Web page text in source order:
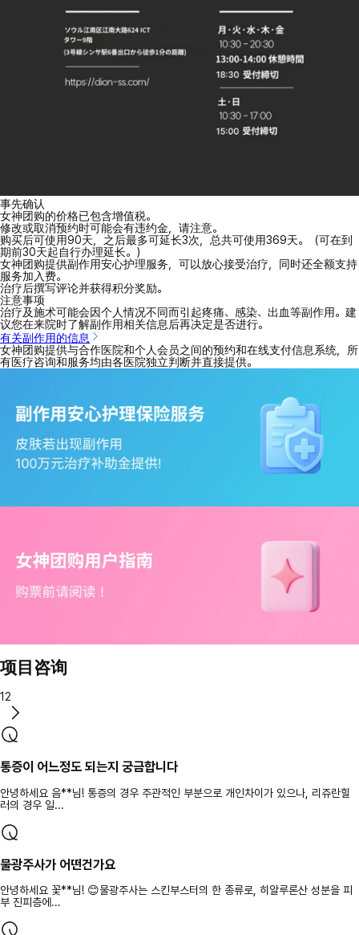
事先确认
女神团购的价格已包含增值税。
修改或取消预约时可能会有违约金，请注意。
购买后可使用90天，之后最多可延长3次，总共可使用369天。（可在到
期前30天起自行办理延长。）
女神团购提供副作用安心护理服务，可以放心接受治疗，同时还全额支持
服务加入费。
治疗后撰写评论并获得积分奖励。
注意事项
治疗及施术可能会因个人情况不同而引起疼痛、感染、出血等副作用。建
议您在来院时了解副作用相关信息后再决定是否进行。
有关副作用的信息
女神团购提供与合作医院和个人会员之间的预约和在线支付信息系统，所
有医疗咨询和服务均由各医院独立判断并直接提供。
项目咨询
12
통증이 어느정도 되는지 궁금합니다
안녕하세요 음**님! 통증의 경우 주관적인 부분으로 개인차이가 있으나, 리쥬란힐
러의 경우 일...
물광주사가 어떤건가요
안녕하세요 꽃**님! 😊물광주사는 스킨부스터의 한 종류로, 히알루론산 성분을 피
부 진피층에...